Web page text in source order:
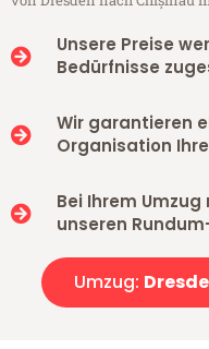
Unsere Preise
Bedürfnisse
Wir garantieren
Organisation
Bei Ihrem
unseren
Umzug: